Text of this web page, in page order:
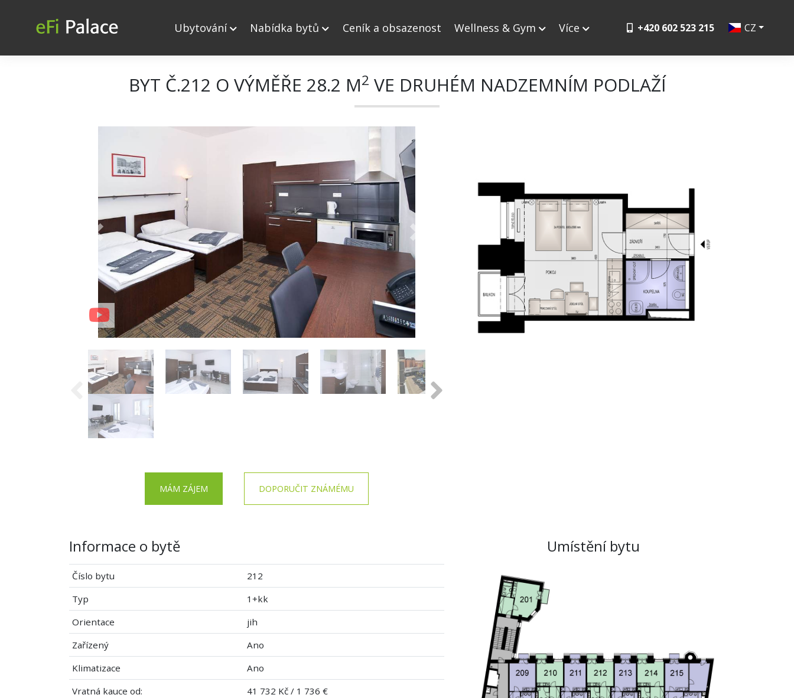
Ubytování Nabídka bytů Ceník a obsazenost Wellness & Gym Více +420 602 523 215 CZ
BYT Č.212 O VÝMĚŘE 28.2 M2 VE DRUHÉM NADZEMNÍM PODLAŽÍ
Previous Next
MÁM ZÁJEM DOPORUČIT ZNÁMÉMU
Informace o bytě
Číslo bytu
212
Typ
1+kk
Orientace
jih
Zařízený
Ano
Klimatizace
Ano
Vratná kauce od:
41 732 Kč / 1 736 €
Umístění bytu